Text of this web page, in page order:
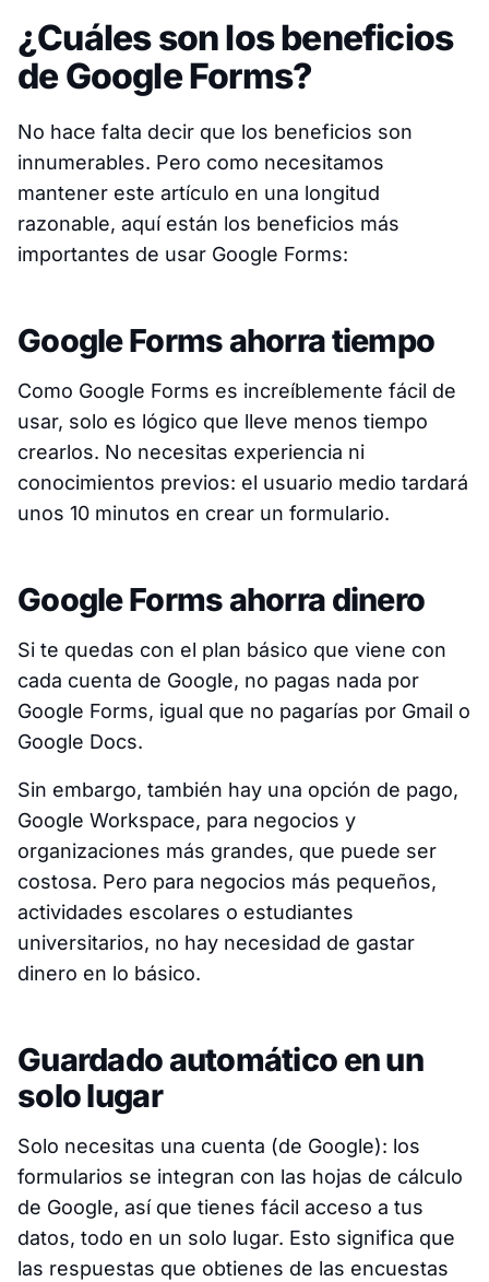
¿Cuáles son los beneficios
de Google Forms?
No hace falta decir que los beneficios son
innumerables. Pero como necesitamos
mantener este artículo en una longitud
razonable, aquí están los beneficios más
importantes de usar Google Forms:
Google Forms ahorra tiempo
Como Google Forms es increíblemente fácil de
usar, solo es lógico que lleve menos tiempo
crearlos. No necesitas experiencia ni
conocimientos previos: el usuario medio tardará
unos 10 minutos en crear un formulario.
Google Forms ahorra dinero
Si te quedas con el plan básico que viene con
cada cuenta de Google, no pagas nada por
Google Forms, igual que no pagarías por Gmail o
Google Docs.
Sin embargo, también hay una opción de pago,
Google Workspace, para negocios y
organizaciones más grandes, que puede ser
costosa. Pero para negocios más pequeños,
actividades escolares o estudiantes
universitarios, no hay necesidad de gastar
dinero en lo básico.
Guardado automático en un
solo lugar
Solo necesitas una cuenta (de Google): los
formularios se integran con las hojas de cálculo
de Google, así que tienes fácil acceso a tus
datos, todo en un solo lugar. Esto significa que
las respuestas que obtienes de las encuestas